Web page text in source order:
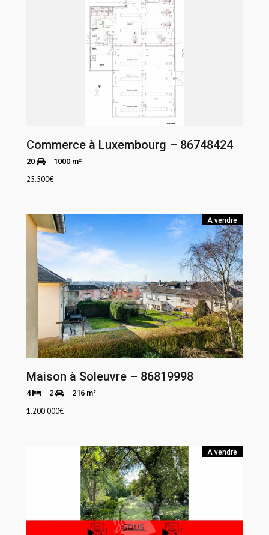
Commerce à Luxembourg – 86748424
20 1000 m²
25.500€
A vendre
Maison à Soleuvre – 86819998
4 2 216 m²
1.200.000€
A vendre